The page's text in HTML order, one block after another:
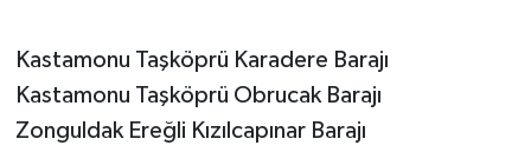
Kastamonu Taşköprü Karadere Barajı
Kastamonu Taşköprü Obrucak Barajı
Zonguldak Ereğli Kızılcapınar Barajı